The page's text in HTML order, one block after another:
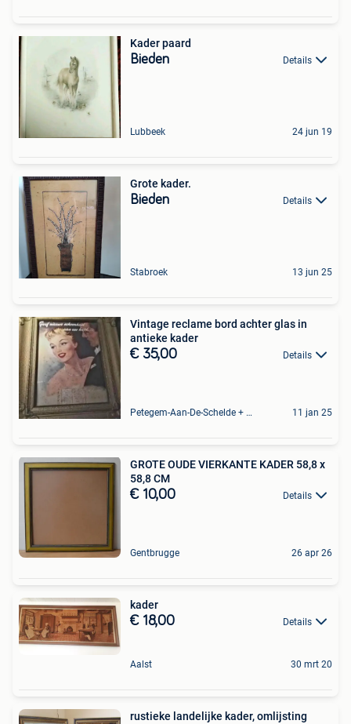
Kader paard
Bieden Details
Lubbeek 24 jun 19
Grote kader.
Bieden Details
Stabroek 13 jun 25
Vintage reclame bord achter glas in
antieke kader
€ 35,00 Details
Petegem-Aan-De-Schelde + Deel Van Oudenaarde 11 jan 25
GROTE OUDE VIERKANTE KADER 58,8 x
58,8 CM
€ 10,00 Details
Gentbrugge 26 apr 26
kader
€ 18,00 Details
Aalst 30 mrt 20
rustieke landelijke kader, omlijsting